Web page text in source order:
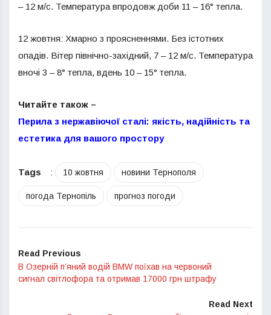
– 12 м/с. Температура впродовж доби 11 – 16° тепла.
12 жовтня: Хмарно з проясненнями. Без істотних
опадів. Вітер північно-західний, 7 – 12 м/с. Температура
вночі 3 – 8° тепла, вдень 10 – 15° тепла.
Читайте також –
Перила з нержавіючої сталі: якість, надійність та
естетика для вашого простору
Tags : 10 жовтня новини Тернополя
погода Тернопіль прогноз погоди
Read Previous
В Озерній п’яний водій BMW поїхав на червоний
сигнал світлофора та отримав 17000 грн штрафу
Read Next